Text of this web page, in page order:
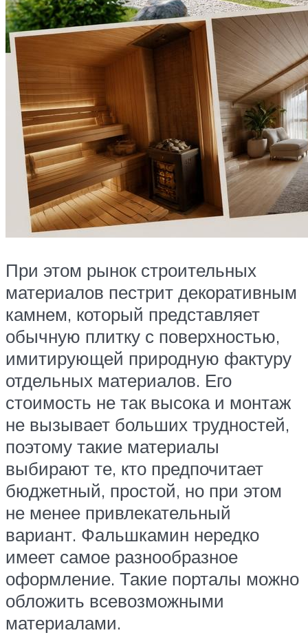
При этом рынок строительных
материалов пестрит декоративным
камнем, который представляет
обычную плитку с поверхностью,
имитирующей природную фактуру
отдельных материалов. Его
стоимость не так высока и монтаж
не вызывает больших трудностей,
поэтому такие материалы
выбирают те, кто предпочитает
бюджетный, простой, но при этом
не менее привлекательный
вариант. Фальшкамин нередко
имеет самое разнообразное
оформление. Такие порталы можно
обложить всевозможными
материалами.